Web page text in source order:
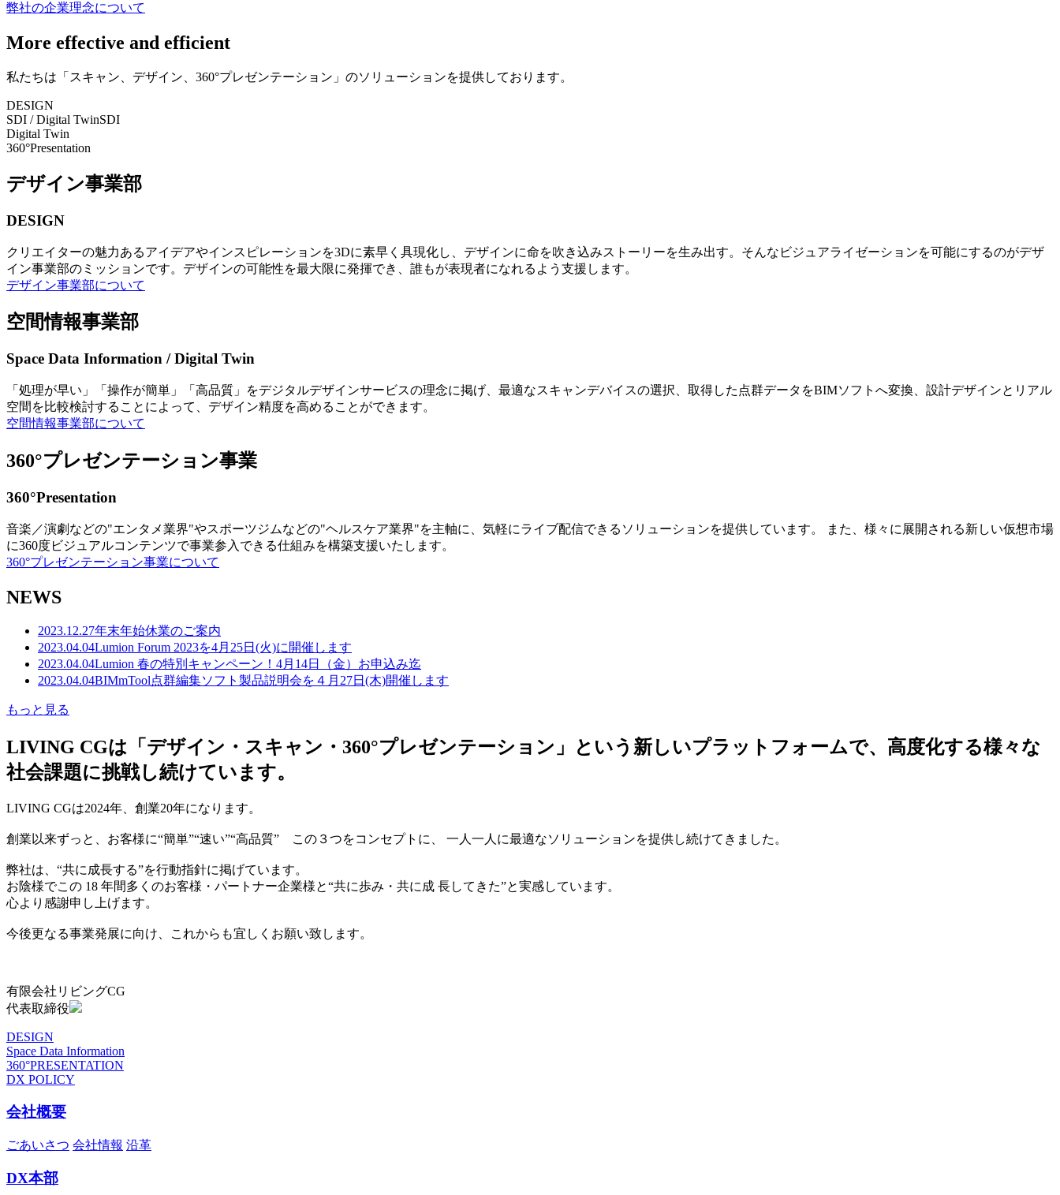
弊社の企業理念について
More effective and efficient
私たちは「スキャン、デザイン、360°プレゼンテーション」のソリューションを提供しております。
DESIGN
SDI / Digital TwinSDI
Digital Twin
360°Presentation
デザイン事業部
DESIGN
クリエイターの魅力あるアイデアやインスピレーションを3Dに素早く具現化し、デザインに命を吹き込みストーリーを生み出す。そんなビジュアライゼーションを可能にするのがデザ
イン事業部のミッションです。デザインの可能性を最大限に発揮でき、誰もが表現者になれるよう支援します。
デザイン事業部について
空間情報事業部
Space Data Information / Digital Twin
「処理が早い」「操作が簡単」「高品質」をデジタルデザインサービスの理念に掲げ、最適なスキャンデバイスの選択、取得した点群データをBIMソフトへ変換、設計デザインとリアル
空間を比較検討することによって、デザイン精度を高めることができます。
空間情報事業部について
360°プレゼンテーション事業
360°Presentation
音楽／演劇などの"エンタメ業界"やスポーツジムなどの"ヘルスケア業界"を主軸に、気軽にライブ配信できるソリューションを提供しています。 また、様々に展開される新しい仮想市場
に360度ビジュアルコンテンツで事業参入できる仕組みを構築支援いたします。
360°プレゼンテーション事業について
NEWS
2023.12.27年末年始休業のご案内
2023.04.04Lumion Forum 2023を4月25日(火)に開催します
2023.04.04Lumion 春の特別キャンペーン！4月14日（金）お申込み迄
2023.04.04BIMmTool点群編集ソフト製品説明会を４月27日(木)開催します
もっと見る
LIVING CGは「デザイン・スキャン・360°プレゼンテーション」という新しいプラットフォームで、高度化する様々な
社会課題に挑戦し続けています。
LIVING CGは2024年、創業20年になります。
創業以来ずっと、お客様に“簡単”“速い”“高品質” この３つをコンセプトに、 一人一人に最適なソリューションを提供し続けてきました。
弊社は、“共に成長する”を行動指針に掲げています。
お陰様でこの 18 年間多くのお客様・パートナー企業様と“共に歩み・共に成 長してきた”と実感しています。
心より感謝申し上げます。
今後更なる事業発展に向け、これからも宜しくお願い致します。
有限会社リビングCG
代表取締役
DESIGN
Space Data Information
360°PRESENTATION
DX POLICY
会社概要
ごあいさつ 会社情報 沿革
DX本部